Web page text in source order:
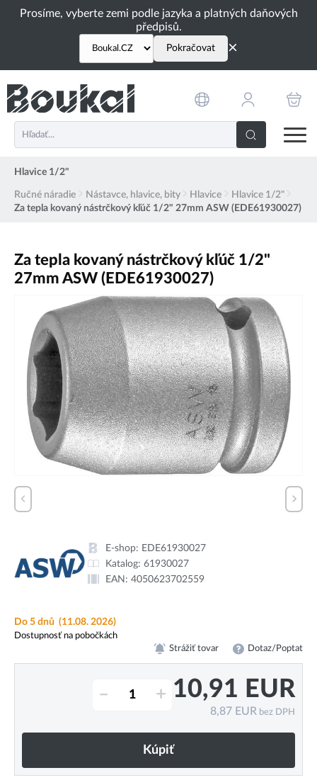
Prosíme, vyberte zemi podle jazyka a platných daňových
předpisů.
Pokračovat ×
Hlavice 1/2"
Ručné náradie Nástavce, hlavice, bity Hlavice
Hlavice 1/2"
Za tepla kovaný nástrčkový kľúč 1/2" 27mm ASW (EDE61930027)
Za tepla kovaný nástrčkový kľúč 1/2"
27mm ASW (EDE61930027)
E-shop: EDE61930027
Katalog: 61930027
EAN: 4050623702559
Do 5 dnů (11.08. 2026)
Dostupnosť na pobočkách
Strážiť tovar Dotaz/Poptat
– + 10,91 EUR
8,87 EUR bez DPH
Kúpiť